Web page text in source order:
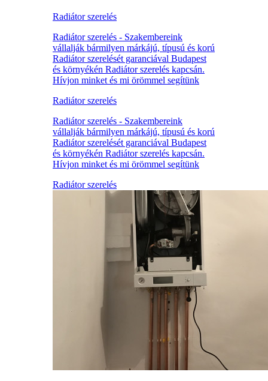
Radiátor szerelés
Radiátor szerelés - Szakembereink
vállalják bármilyen márkájú, típusú és korú
Radiátor szerelését garanciával Budapest
és környékén Radiátor szerelés kapcsán.
Hívjon minket és mi örömmel segítünk
Radiátor szerelés
Radiátor szerelés - Szakembereink
vállalják bármilyen márkájú, típusú és korú
Radiátor szerelését garanciával Budapest
és környékén Radiátor szerelés kapcsán.
Hívjon minket és mi örömmel segítünk
Radiátor szerelés